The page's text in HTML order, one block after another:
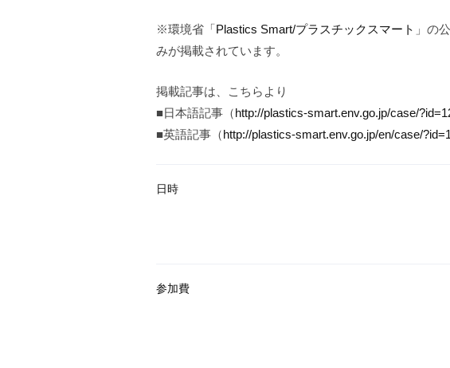
※環境省「Plastics Smart/プラスチックスマート 」の
みが掲載されています。
掲載記事は、こちらより
■日本語記事（http://plastics-smart.env.go.jp/case/
■英語記事（http://plastics-smart.env.go.jp/en/case/
日時
参加費